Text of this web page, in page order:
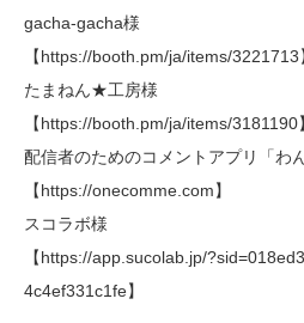
gacha-gacha様
【https://booth.pm/ja/items/3221713
たまねん★工房様
【https://booth.pm/ja/items/3181190】
配信者のためのコメントアプリ「わ
【https://onecomme.com】
スコラボ様
【https://app.sucolab.jp/
4c4ef331c1fe】